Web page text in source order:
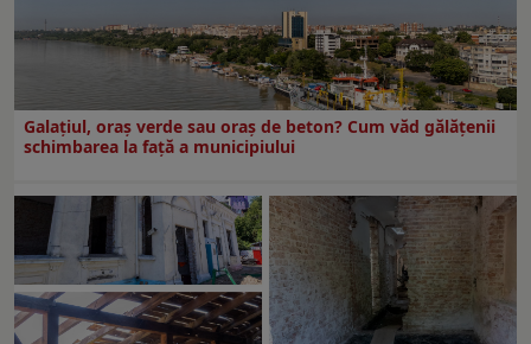
Galațiul, oraș verde sau oraș de beton? Cum văd gălățenii
schimbarea la față a municipiului